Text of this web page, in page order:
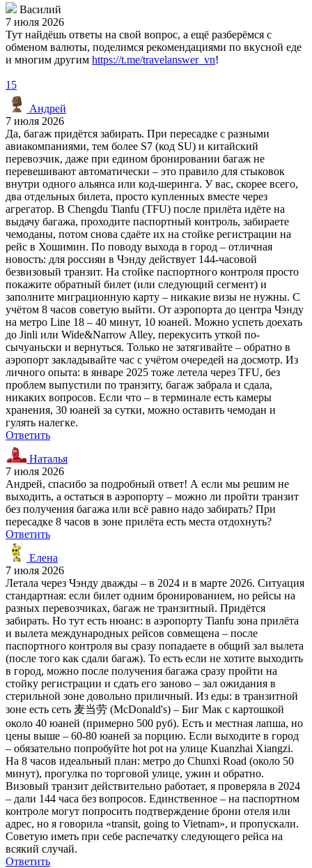
Василий
7 июля 2026
Тут найдёшь ответы на свой вопрос, а ещё разберёмся с
обменом валюты, поделимся рекомендациями по вкусной еде
и многим другим https://t.me/travelanswer_vn!
15
Андрей
7 июля 2026
Да, багаж придётся забирать. При пересадке с разными
авиакомпаниями, тем более S7 (код SU) и китайский
перевозчик, даже при едином бронировании багаж не
перевешивают автоматически – это правило для стыковок
внутри одного альянса или код-шеринга. У вас, скорее всего,
два отдельных билета, просто купленных вместе через
агрегатор. В Chengdu Tianfu (TFU) после прилёта идёте на
выдачу багажа, проходите паспортный контроль, забираете
чемоданы, потом снова сдаёте их на стойке регистрации на
рейс в Хошимин. По поводу выхода в город – отличная
новость: для россиян в Чэнду действует 144-часовой
безвизовый транзит. На стойке паспортного контроля просто
покажите обратный билет (или следующий сегмент) и
заполните миграционную карту – никакие визы не нужны. С
учётом 8 часов советую выйти. От аэропорта до центра Чэнду
на метро Line 18 – 40 минут, 10 юаней. Можно успеть доехать
до Jinli или Wide&Narrow Alley, перекусить уткой по-
сычуаньски и вернуться. Только не затягивайте – обратно в
аэропорт закладывайте час с учётом очередей на досмотр. Из
личного опыта: в январе 2025 тоже летела через TFU, без
проблем выпустили по транзиту, багаж забрала и сдала,
никаких вопросов. Если что – в терминале есть камеры
хранения, 30 юаней за сутки, можно оставить чемодан и
гулять налегке.
Ответить
Наталья
7 июля 2026
Андрей, спасибо за подробный ответ! А если мы решим не
выходить, а остаться в аэропорту – можно ли пройти транзит
без получения багажа или всё равно надо забирать? При
пересадке 8 часов в зоне прилёта есть места отдохнуть?
Ответить
Елена
7 июля 2026
Летала через Чэнду дважды – в 2024 и в марте 2026. Ситуация
стандартная: если билет одним бронированием, но рейсы на
разных перевозчиках, багаж не транзитный. Придётся
забирать. Но тут есть нюанс: в аэропорту Tianfu зона прилёта
и вылета международных рейсов совмещена – после
паспортного контроля вы сразу попадаете в общий зал вылета
(после того как сдали багаж). То есть если не хотите выходить
в город, можно после получения багажа сразу пройти на
стойку регистрации и сдать его заново – зал ожидания в
стерильной зоне довольно приличный. Из еды: в транзитной
зоне есть сеть 麦当劳 (McDonald's) – Биг Мак с картошкой
около 40 юаней (примерно 500 руб). Есть и местная лапша, но
цены выше – 60-80 юаней за порцию. Если выходите в город
– обязательно попробуйте hot pot на улице Kuanzhai Xiangzi.
На 8 часов идеальный план: метро до Chunxi Road (около 50
минут), прогулка по торговой улице, ужин и обратно.
Визовый транзит действительно работает, я проверяла в 2024
– дали 144 часа без вопросов. Единственное – на паспортном
контроле могут попросить подтверждение брони отеля или
адрес, но я говорила «transit, going to Vietnam», и пропускали.
Советую иметь при себе распечатку следующего рейса на
всякий случай.
Ответить